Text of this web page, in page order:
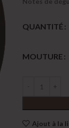
QUANTITÉ
MOUTURE
Ajout à la